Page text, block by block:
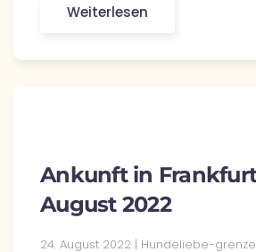
Weiterlesen
Ankunft in Frankfurt
August 2022
24. August 2022 | Hundeliebe-